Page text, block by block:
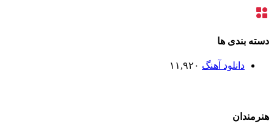
بندی ها
دانلود آهنگ ۱۱,۹۲۰